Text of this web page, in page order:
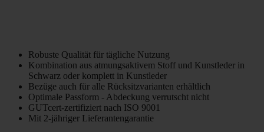
Robuste Qualität für tägliche Nutzung
Kombination aus atmungsaktivem Stoff und Kunstleder in
Schwarz oder komplett in Kunstleder
Bezüge auch für alle Rücksitzvarianten erhältlich
Optimale Passform - Abdeckung verrutscht nicht
GUTcert-zertifiziert nach ISO 9001
Mit 2-jähriger Lieferantengarantie